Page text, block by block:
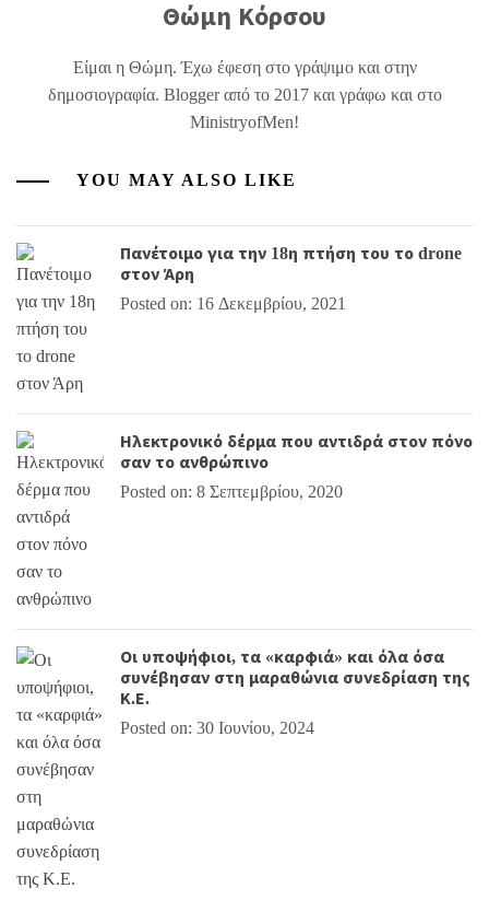
Θώμη Κόρσου
Είμαι η Θώμη. Έχω έφεση στο γράψιμο και στην
δημοσιογραφία. Blogger από το 2017 και γράφω και στο
MinistryofMen!
YOU MAY ALSO LIKE
Πανέτοιμο για την 18η πτήση του το drone
στον Άρη
Posted on: 16 Δεκεμβρίου, 2021
Ηλεκτρονικό δέρμα που αντιδρά στον πόνο
σαν το ανθρώπινο
Posted on: 8 Σεπτεμβρίου, 2020
Οι υποψήφιοι, τα «καρφιά» και όλα όσα
συνέβησαν στη μαραθώνια συνεδρίαση της
Κ.Ε.
Posted on: 30 Ιουνίου, 2024